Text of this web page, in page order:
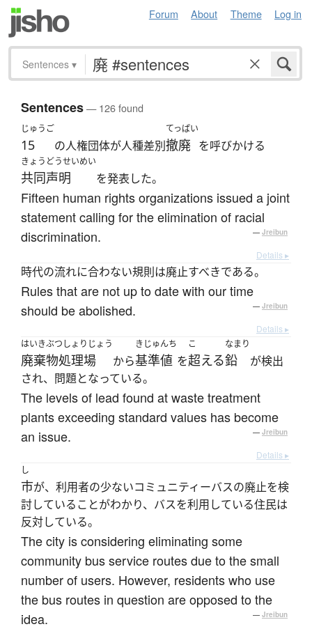
Forum About Theme Log in
Sentences ▾
Sentences— 126 found
じゅうご
15 の人権団体が人種差別
てっぱい
撤廃 を呼びかける
きょうどうせいめい
共同声明 を発表した。
Fifteen human rights organizations issued a joint
statement calling for the elimination of racial
discrimination.
— Jreibun
Details ▸
時代の流れに合わない規則は廃止すべきである。
Rules that are not up to date with our time
should be abolished.
— Jreibun
Details ▸
はいきぶつしょりじょう
廃棄物処理場 から
きじゅんち
基準値 を
こ
超える
なまり
鉛
が検出
され、問題となっている。
The levels of lead found at waste treatment
plants exceeding standard values has become
an issue.
— Jreibun
Details ▸
し
市が、利用者の少ないコミュニティーバスの廃止を検
討していることがわかり、バスを利用している住民は
反対している。
The city is considering eliminating some
community bus service routes due to the small
number of users. However, residents who use
the bus routes in question are opposed to the
idea.
— Jreibun